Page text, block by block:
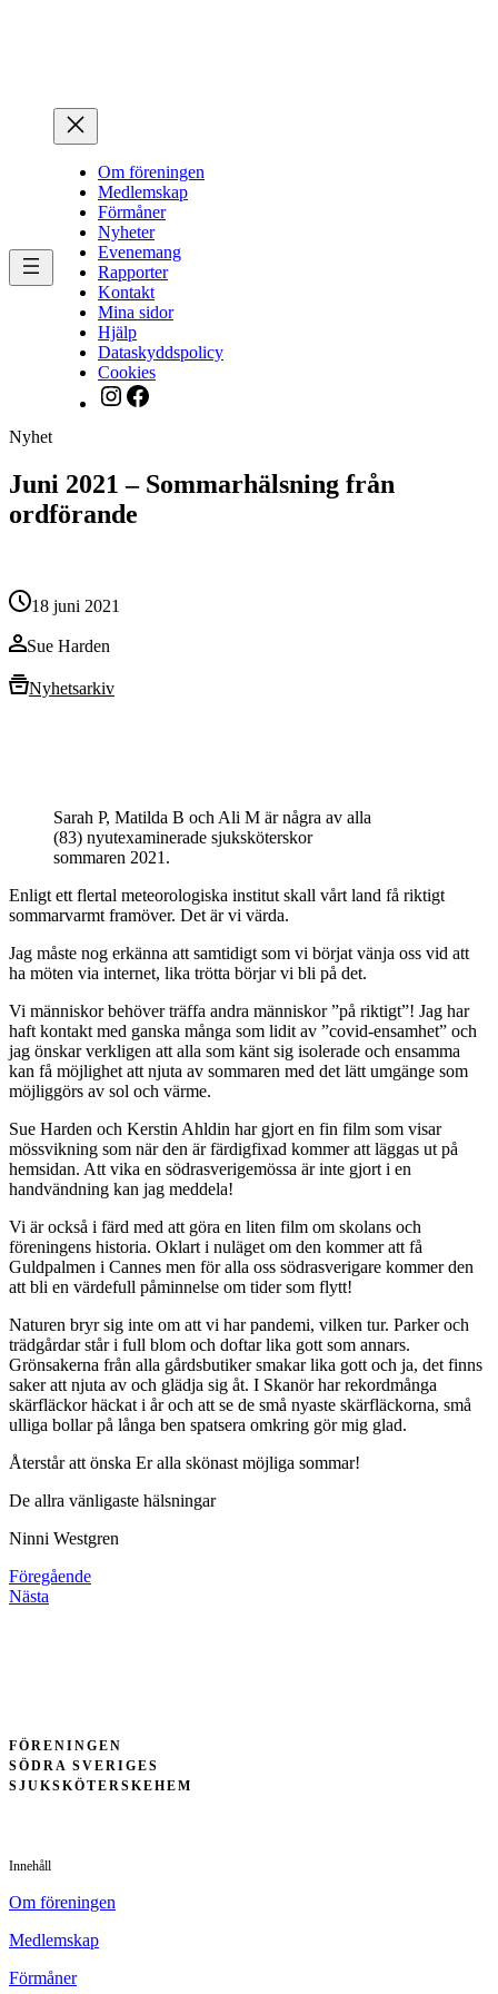
Om föreningen
Medlemskap
Förmåner
Nyheter
Evenemang
Rapporter
Kontakt
Mina sidor
Hjälp
Dataskyddspolicy
Cookies
Instagram
Facebook
Nyhet
Juni 2021 – Sommarhälsning från
ordförande
18 juni 2021
Sue Harden
Nyhetsarkiv
Sarah P, Matilda B och Ali M är några av alla
(83) nyutexaminerade sjuksköterskor
sommaren 2021.
Enligt ett flertal meteorologiska institut skall vårt land få riktigt
sommarvarmt framöver. Det är vi värda.
Jag måste nog erkänna att samtidigt som vi börjat vänja oss vid att
ha möten via internet, lika trötta börjar vi bli på det.
Vi människor behöver träffa andra människor ”på riktigt”! Jag har
haft kontakt med ganska många som lidit av ”covid-ensamhet” och
jag önskar verkligen att alla som känt sig isolerade och ensamma
kan få möjlighet att njuta av sommaren med det lätt umgänge som
möjliggörs av sol och värme.
Sue Harden och Kerstin Ahldin har gjort en fin film som visar
mössvikning som när den är färdigfixad kommer att läggas ut på
hemsidan. Att vika en södrasverigemössa är inte gjort i en
handvändning kan jag meddela!
Vi är också i färd med att göra en liten film om skolans och
föreningens historia. Oklart i nuläget om den kommer att få
Guldpalmen i Cannes men för alla oss södrasverigare kommer den
att bli en värdefull påminnelse om tider som flytt!
Naturen bryr sig inte om att vi har pandemi, vilken tur. Parker och
trädgårdar står i full blom och doftar lika gott som annars.
Grönsakerna från alla gårdsbutiker smakar lika gott och ja, det finns
saker att njuta av och glädja sig åt. I Skanör har rekordmånga
skärfläckor häckat i år och att se de små nyaste skärfläckorna, små
ulliga bollar på långa ben spatsera omkring gör mig glad.
Återstår att önska Er alla skönast möjliga sommar!
De allra vänligaste hälsningar
Ninni Westgren
Föregående
Nästa
FÖRENINGEN
SÖDRA SVERIGES
SJUKSKÖTERSKEHEM
Innehåll
Om föreningen
Medlemskap
Förmåner